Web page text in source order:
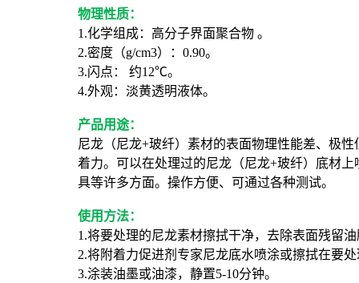
物理性质：
1.化学组成：高分子界面聚合物 。
2.密度（g/cm3）：0.90。
3.闪点： 约12℃。
4.外观：淡黄透明液体。
产品用途：
尼龙（尼龙+玻纤）素材的表面物理性能差、极
着力。可以在处理过的尼龙（尼龙+玻纤）底材
具等许多方面。操作方便、可通过各种测试。
使用方法：
1.将要处理的尼龙素材擦拭干净，去除表面残留
2.将附着力促进剂专家尼龙底水喷涂或擦拭在要
3.涂装油墨或油漆，静置5-10分钟。